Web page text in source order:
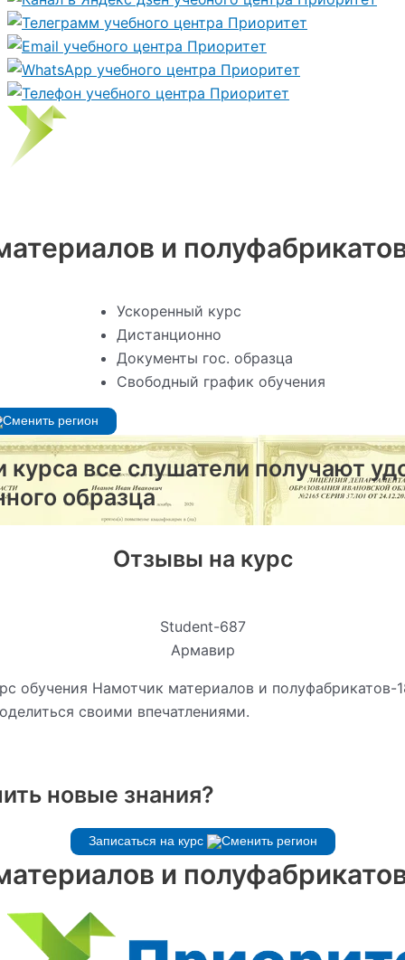
и
Ускоренный курс
Дистанционно
Документы гос. образца
Свободный график обучения
курса все слушатели получают
образца
Отзывы на курс
Student-687
Армавир
обучения Намотчик материалов и полуфабрикатов-
своими впечатлениями.
новые знания?
Записаться на курс
и